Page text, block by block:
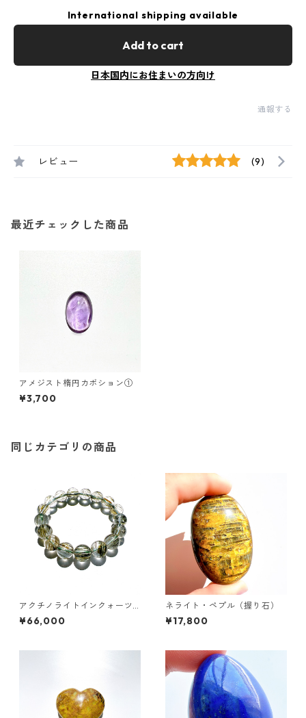
International shipping available
Add to cart
日本国内にお住まいの方向け
通報する
レビュー (9)
最近チェックした商品
アメジスト楕円カボション①
¥3,700
同じカテゴリの商品
アクチノライトインクォーツ
１２㎜ブレスレット
¥66,000
ネライト・ペプル（握り石）
¥17,800